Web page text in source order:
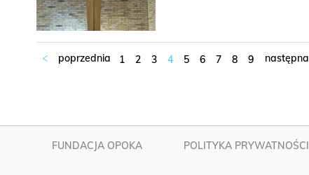
1 2 3 4 5 6 7 8 9
FUNDACJA OPOKA POLITYKA PRYWATNOŚCI